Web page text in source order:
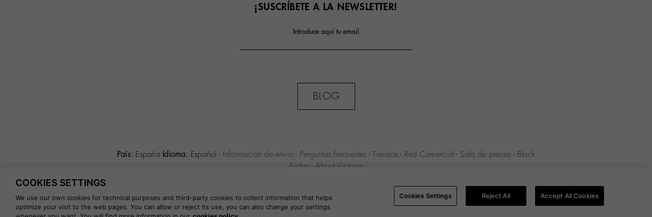
¡SUSCRÍBETE A LA NEWSLETTER!
Introduce aquí tu email
BLOG
País: España Idioma: Español - Información de envío - Preguntas frecuentes - Tiendas - Red Comercial - Sala de prensa - Black
Friday - About Victoria
Política de privacidad -Política de Cookies
Cookies Settings
COOKIES SETTINGS
We use our own cookies for technical purposes and third-party cookies to collect information that helps
optimize your visit to the web pages. You can allow or reject its use, you can also change your settings
Cookies Settings Reject All Accept All Cookies